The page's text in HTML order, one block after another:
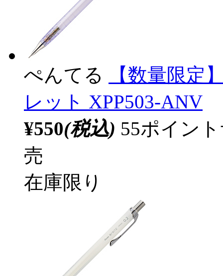
ぺんてる
【数量限
レット XPP503-ANV
¥550(税込) 55ポイン
売
在庫限り